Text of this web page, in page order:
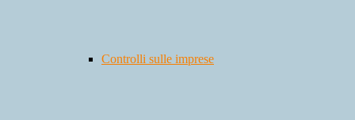
Controlli sulle imprese